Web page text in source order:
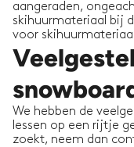
aangeraden,
skihuurmateriaal bij
voor
We hebben de
lessen op een rijtje
zoekt, neem dan